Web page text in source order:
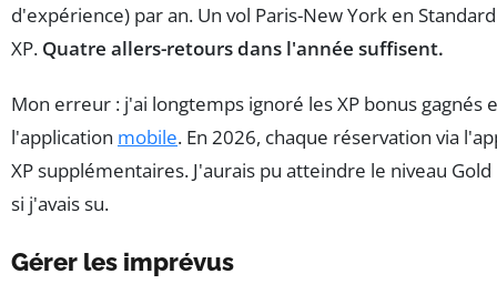
d'expérience) par an. Un vol Paris-New York en
XP. Quatre allers-retours dans l'année suffisent.
Mon erreur : j'ai longtemps ignoré les XP bonus gagnés
l'application mobile. En 2026, chaque réservation via
XP supplémentaires. J'aurais pu atteindre le niveau
si j'avais su.
Gérer les imprévus